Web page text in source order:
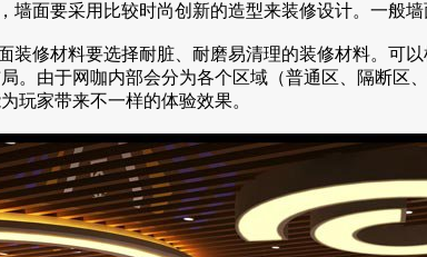
墙面要采用比较时尚创新的造型来装修设计。一般
装修材料要选择耐脏、耐磨易清理的装修材料。可
。由于网咖内部会分为各个区域（普通区、隔断
玩家带来不一样的体验效果。